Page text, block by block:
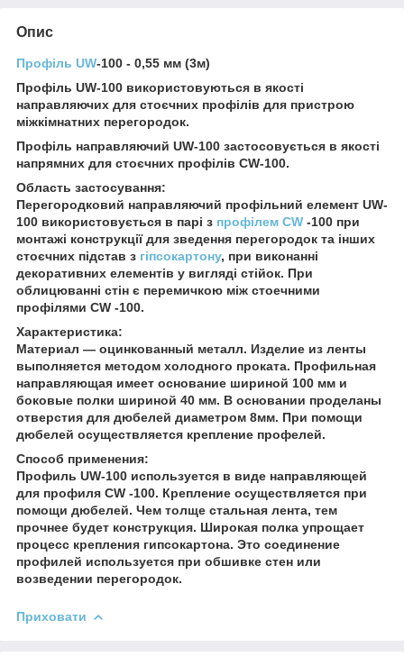
Опис
Профіль UW-100 - 0,55 мм (3м)
Профіль UW-100 використовуються в якості
направляючих для стоєчних профілів для пристрою
міжкімнатних перегородок.
Профіль направляючий UW-100 застосовується в якості
напрямних для стоєчних профілів CW-100.
Область застосування:
Перегородковий направляючий профільний елемент UW-
100 використовується в парі з профілем CW -100 при
монтажі конструкції для зведення перегородок та інших
стоєчних підстав з гіпсокартону, при виконанні
декоративних елементів у вигляді стійок. При
облицюванні стін є перемичкою між стоечними
профілями CW -100.
Характеристика:
Материал ― оцинкованный металл. Изделие из ленты
выполняется методом холодного проката. Профильная
направляющая имеет основание шириной 100 мм и
боковые полки шириной 40 мм. В основании проделаны
отверстия для дюбелей диаметром 8мм. При помощи
дюбелей осуществляется крепление профелей.
Способ применения:
Профиль UW-100 используется в виде направляющей
для профиля CW -100. Крепление осуществляется при
помощи дюбелей. Чем толще стальная лента, тем
прочнее будет конструкция. Широкая полка упрощает
процесс крепления гипсокартона. Это соединение
профилей используется при обшивке стен или
возведении перегородок.
Приховати